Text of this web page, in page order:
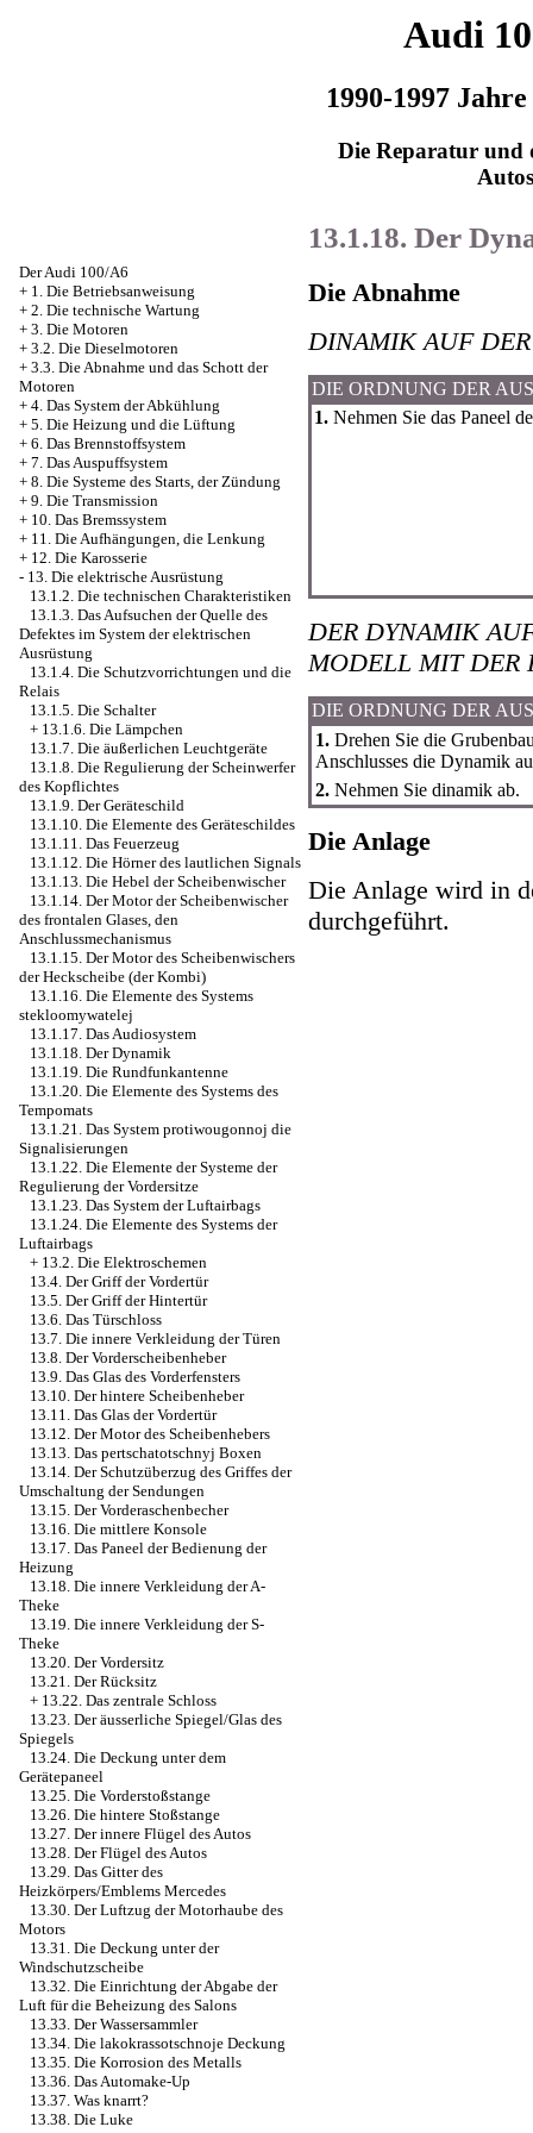
Audi
1990-1997
Die Reparatur und
Autos
Der Audi 100/A6
+ 1. Die Betriebsanweisung
+ 2. Die technische Wartung
+ 3. Die Motoren
+ 3.2. Die Dieselmotoren
+ 3.3. Die Abnahme und das Schott der
Motoren
+ 4. Das System der Abkühlung
+ 5. Die Heizung und die Lüftung
+ 6. Das Brennstoffsystem
+ 7. Das Auspuffsystem
+ 8. Die Systeme des Starts, der Zündung
+ 9. Die Transmission
+ 10. Das Bremssystem
+ 11. Die Aufhängungen, die Lenkung
+ 12. Die Karosserie
- 13. Die elektrische Ausrüstung
13.1.2. Die technischen Charakteristiken
13.1.3. Das Aufsuchen der Quelle des
Defektes im System der elektrischen
Ausrüstung
13.1.4. Die Schutzvorrichtungen und die
Relais
13.1.5. Die Schalter
+ 13.1.6. Die Lämpchen
13.1.7. Die äußerlichen Leuchtgeräte
13.1.8. Die Regulierung der Scheinwerfer
des Kopflichtes
13.1.9. Der Geräteschild
13.1.10. Die Elemente des Geräteschildes
13.1.11. Das Feuerzeug
13.1.12. Die Hörner des lautlichen Signals
13.1.13. Die Hebel der Scheibenwischer
13.1.14. Der Motor der Scheibenwischer
des frontalen Glases, den
Anschlussmechanismus
13.1.15. Der Motor des Scheibenwischers
der Heckscheibe (der Kombi)
13.1.16. Die Elemente des Systems
stekloomywatelej
13.1.17. Das Audiosystem
13.1.18. Der Dynamik
13.1.19. Die Rundfunkantenne
13.1.20. Die Elemente des Systems des
Tempomats
13.1.21. Das System protiwougonnoj die
Signalisierungen
13.1.22. Die Elemente der Systeme der
Regulierung der Vordersitze
13.1.23. Das System der Luftairbags
13.1.24. Die Elemente des Systems der
Luftairbags
+ 13.2. Die Elektroschemen
13.4. Der Griff der Vordertür
13.5. Der Griff der Hintertür
13.6. Das Türschloss
13.7. Die innere Verkleidung der Türen
13.8. Der Vorderscheibenheber
13.9. Das Glas des Vorderfensters
13.10. Der hintere Scheibenheber
13.11. Das Glas der Vordertür
13.12. Der Motor des Scheibenhebers
13.13. Das pertschatotschnyj Boxen
13.14. Der Schutzüberzug des Griffes der
Umschaltung der Sendungen
13.15. Der Vorderaschenbecher
13.16. Die mittlere Konsole
13.17. Das Paneel der Bedienung der
Heizung
13.18. Die innere Verkleidung der A-
Theke
13.19. Die innere Verkleidung der S-
Theke
13.20. Der Vordersitz
13.21. Der Rücksitz
+ 13.22. Das zentrale Schloss
13.23. Der äusserliche Spiegel/Glas des
Spiegels
13.24. Die Deckung unter dem
Gerätepaneel
13.25. Die Vorderstoßstange
13.26. Die hintere Stoßstange
13.27. Der innere Flügel des Autos
13.28. Der Flügel des Autos
13.29. Das Gitter des
Heizkörpers/Emblems Mercedes
13.30. Der Luftzug der Motorhaube des
Motors
13.31. Die Deckung unter der
Windschutzscheibe
13.32. Die Einrichtung der Abgabe der
Luft für die Beheizung des Salons
13.33. Der Wassersammler
13.34. Die lakokrassotschnoje Deckung
13.35. Die Korrosion des Metalls
13.36. Das Automake-Up
13.37. Was knarrt?
13.38. Die Luke
13.1.18. Der
Die Abnahme
DINAMIK AUF
DIE ORDNUNG DER
1. Nehmen Sie das Paneel
DER DYNAMIK
MODELL MIT DER
DIE ORDNUNG DER
1. Drehen Sie die
Anschlusses die Dynamik
2. Nehmen Sie dinamik ab.
Die Anlage
Die Anlage wird in
durchgeführt.